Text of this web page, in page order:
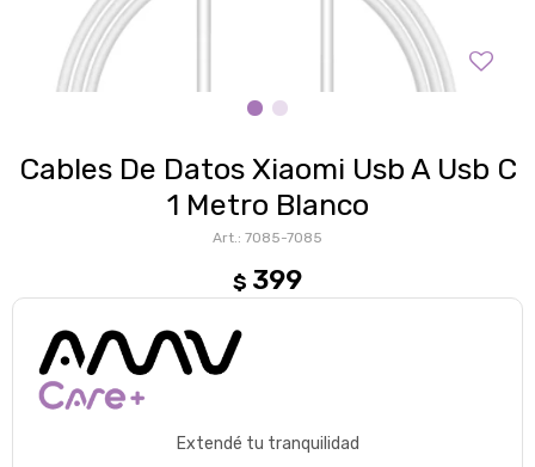
Cables De Datos Xiaomi Usb A Usb C
1 Metro Blanco
7085-7085
$ 399
Extendé tu tranquilidad